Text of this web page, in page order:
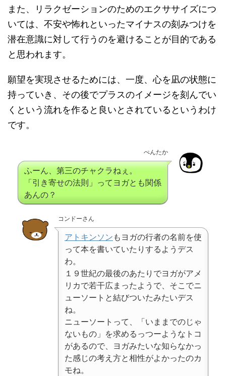
また、リラクゼーションのためのエクササイズにつ
いては、不安や怖れといったマイナスの刻みつけを
潜在意識に対して行うのを避けることが目的である
と思われます。
願望を実現させるためには、一度、心を凪の状態に
持っていき、その後でプラスのイメージを刻んでい
くという流れを作ると良いとされているというわけ
です。
ぺんたか
ふーん、第三のチャクラねぇ。
「引き寄せの法則」ってヨガとも関係
あんの？
コンドーさん
アトキンソン もヨガの行者の名前を使
って本を書いていたりするようデス
わ。
１９世紀の最後のあたりでヨガがアメ
リカで若干広まったようで、そこでニ
ューソートと結びついたみたいデス
ね。
ニューソートって、「いままでのじゃ
ないもの」を求めるっつーようなトコ
があるので、ヨガみたいな知らなかっ
た感じの考え方と相性がよかったのカ
モね。